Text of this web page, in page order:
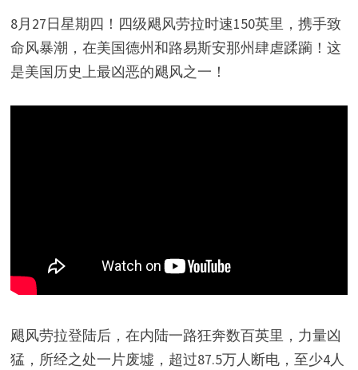
8月27日星期四！四级飓风劳拉时速150英里，携手致
命风暴潮，在美国德州和路易斯安那州肆虐蹂躏！这
是美国历史上最凶恶的飓风之一！
飓风劳拉登陆后，在内陆一路狂奔数百英里，力量凶
猛，所经之处一片废墟，超过87.5万人断电，至少4人